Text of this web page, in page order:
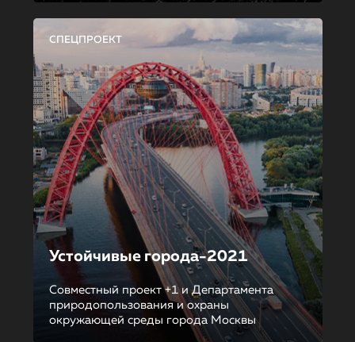
СПЕЦПРОЕКТ
Устойчивые города-2021
Совместный проект +1 и Департамента
природопользования и охраны
окружающей среды города Москвы